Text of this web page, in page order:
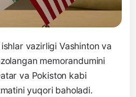
ishlar vazirligi Vashinton va
memorandumini
va Pokiston kabi
yuqori baholadi.